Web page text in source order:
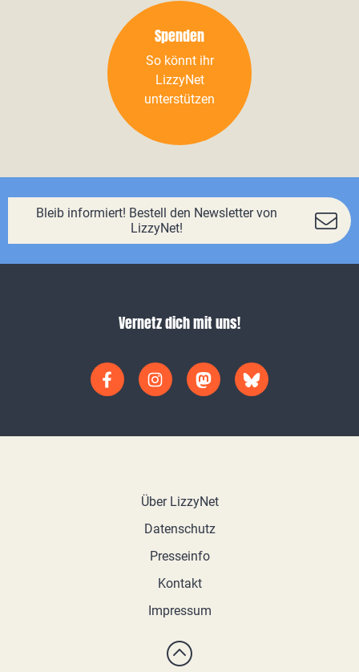
Spenden
So könnt ihr
LizzyNet
unterstützen
Bleib informiert! Bestell den Newsletter von
LizzyNet!
Vernetz dich mit uns!
Über LizzyNet
Datenschutz
Presseinfo
Kontakt
Impressum